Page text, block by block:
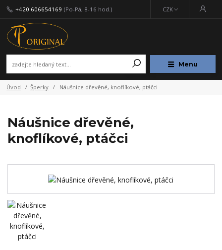
Menu
CZK
+420 606654169 (Po-Pá, 8-16 hod.)
Úvod Šperky Náušnice dřevěné, knoflíkové, ptáčci
Náušnice dřevěné,
knoflíkové, ptáčci